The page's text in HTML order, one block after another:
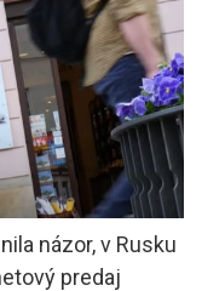
názor, v Rusku
predaj